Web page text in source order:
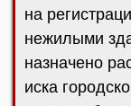
на
нежилыми
назначено
иска